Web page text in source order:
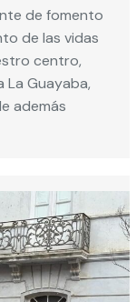
de fomento
de las vidas
centro,
La Guayaba,
además